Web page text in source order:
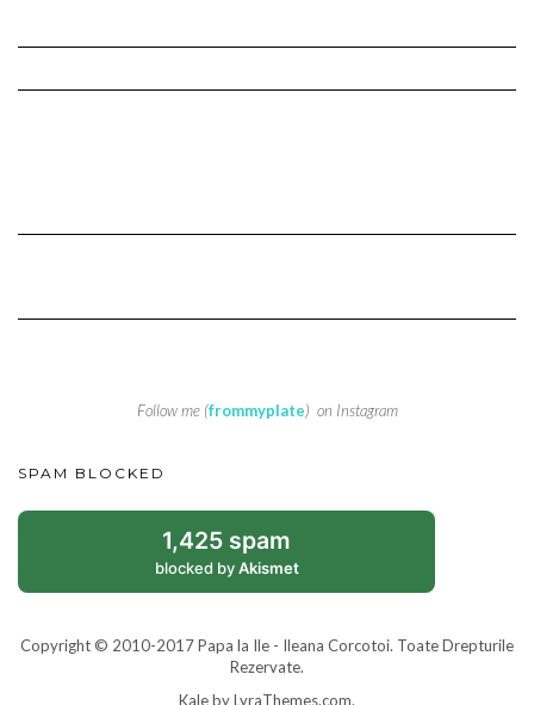
Follow me (frommyplate) on Instagram
SPAM BLOCKED
1,425 spam
blocked byAkismet
Copyright © 2010-2017 Papa la Ile - Ileana Corcotoi. Toate Drepturile
Rezervate.
Kaleby LyraThemes.com.